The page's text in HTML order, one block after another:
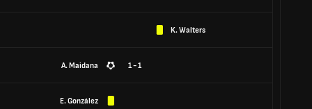
K. Walters
A. Maidana 1 - 1
E. González